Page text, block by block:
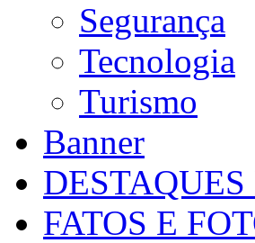
Segurança
Tecnologia
Turismo
Banner
FATOS E